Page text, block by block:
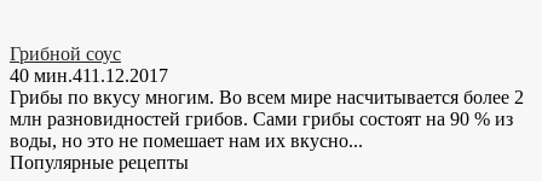
Грибной соус
40 мин.411.12.2017
Грибы по вкусу многим. Во всем мире насчитывается более 2
млн разновидностей грибов. Сами грибы состоят на 90 % из
воды, но это не помешает нам их вкусно...
Популярные рецепты